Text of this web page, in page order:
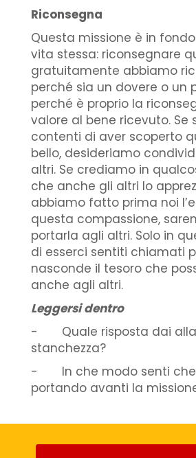
Riconsegna
Questa missione è in
vita stessa: riconsegnare
gratuitamente abbiamo
perché sia un dovere o un
perché è proprio la
valore al bene ricevuto. Se
contenti di aver scoperto
bello, desideriamo
altri. Se crediamo in
che anche gli altri lo
abbiamo fatto prima noi
questa compassione,
portarla agli altri. Solo in
di esserci sentiti chiamati
nasconde il tesoro che
anche agli altri.
Leggersi dentro
- Quale risposta dai
stanchezza?
- In che modo senti che
portando avanti la